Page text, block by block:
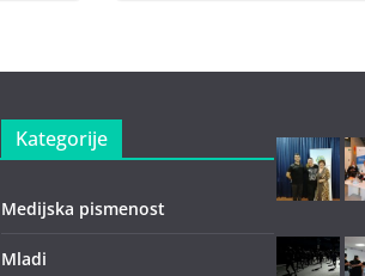
Kategorije
Medijska pismenost
Mladi